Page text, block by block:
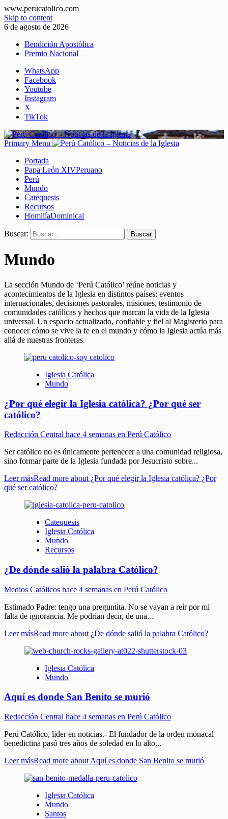
www.perucatolico.com
Skip to content
6 de agosto de 2026
Bendición Apostólica
Premio Nacional
WhatsApp
Facebook
Youtube
Instagram
X
TikTok
Primary Menu
Portada
Papa León XIVPeruano
Perú
Mundo
Catequesis
Recursos
HomilíaDominical
Buscar:
Mundo
La sección Mundo de ‘Perú Católico’ reúne noticias y
acontecimientos de la Iglesia en distintos países: eventos
internacionales, decisiones pastorales, misiones, testimonio de
comunidades católicas y hechos que marcan la vida de la Iglesia
universal. Un espacio actualizado, confiable y fiel al Magisterio para
conocer cómo se vive la fe en el mundo y cómo la Iglesia actúa más
allá de nuestras fronteras.
Iglesia Católica
Mundo
¿Por qué elegir la Iglesia católica? ¿Por qué ser
católico?
Redacción Central hace 4 semanas en Perú Católico
Ser católico no es únicamente pertenecer a una comunidad religiosa,
sino formar parte de la Iglesia fundada por Jesucristo sobre...
Leer másRead more about ¿Por qué elegir la Iglesia católica? ¿Por
qué ser católico?
Catequesis
Iglesia Católica
Mundo
Recursos
¿De dónde salió la palabra Católico?
Medios Católicos hace 4 semanas en Perú Católico
Estimado Padre: tengo una preguntita. No se vayan a reír por mi
falta de ignorancia. Me podrían decir, de una...
Leer másRead more about ¿De dónde salió la palabra Católico?
Iglesia Católica
Mundo
Aquí es donde San Benito se murió
Redacción Central hace 4 semanas en Perú Católico
Perú Católico, líder en noticias.- El fundador de la orden monacal
benedictina pasó tres años de soledad en lo alto...
Leer másRead more about Aquí es donde San Benito se murió
Iglesia Católica
Mundo
Santos